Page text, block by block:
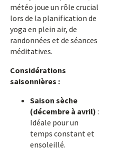
météo joue un rôle crucial
lors de la planification de
yoga en plein air, de
randonnées et de séances
méditatives.
Considérations
saisonnières :
Saison sèche
(décembre à avril) :
Idéale pour un
temps constant et
ensoleillé.